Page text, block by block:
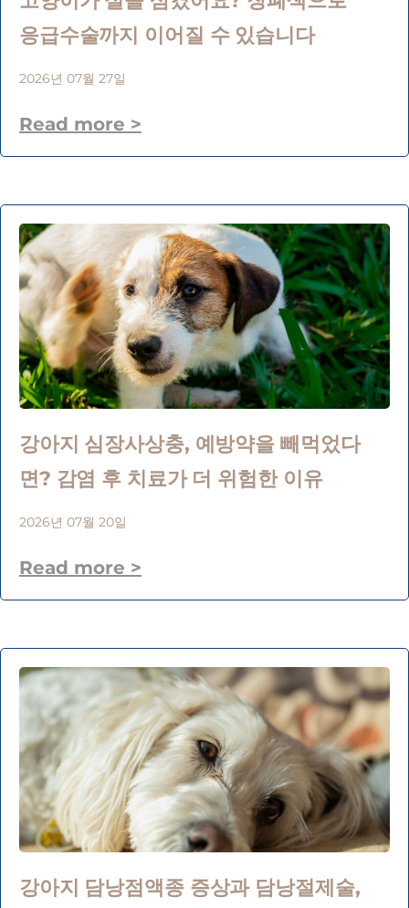
응급수술까지 이어질 수 있습니다
2026년 07월 27일
Read more >
강아지 심장사상충, 예방약을 빼먹었다
면? 감염 후 치료가 더 위험한 이유
2026년 07월 20일
Read more >
강아지 담낭점액종 증상과 담낭절제술,